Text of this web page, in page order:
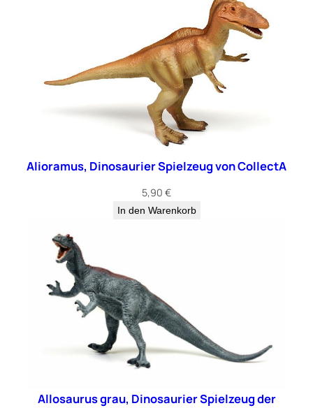
Alioramus, Dinosaurier Spielzeug von CollectA
5,90 €
In den Warenkorb
Allosaurus grau, Dinosaurier Spielzeug der